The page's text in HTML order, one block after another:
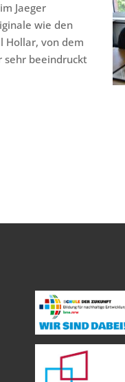
Jaeger
wie den
Hollar, von dem
sehr beeindruckt